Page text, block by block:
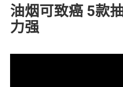
油烟可致癌 5款
力强